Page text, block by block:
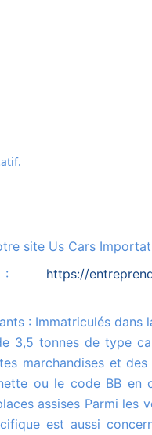
site Us Cars
: https://
3,5 tonnes de type
marchandises et des
ou le code BB en
assises Parmi les
est aussi